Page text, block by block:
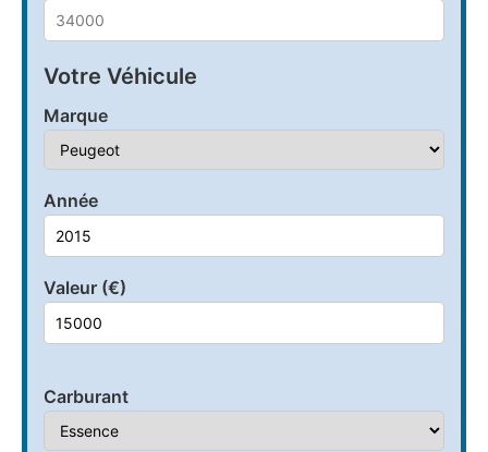
Votre Véhicule
Marque
Année
Valeur (€)
Carburant